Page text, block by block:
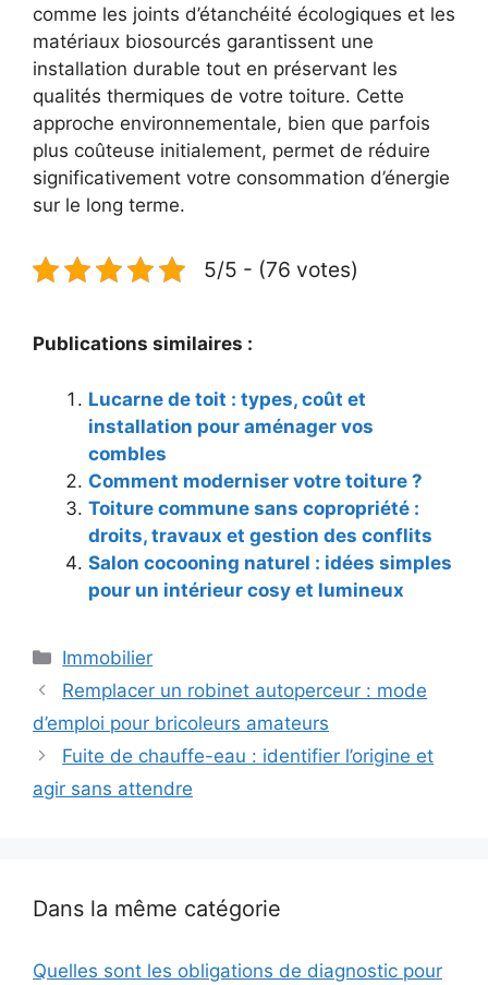
comme les joints d’étanchéité écologiques et les
matériaux biosourcés garantissent une
installation durable tout en préservant les
qualités thermiques de votre toiture. Cette
approche environnementale, bien que parfois
plus coûteuse initialement, permet de réduire
significativement votre consommation d’énergie
sur le long terme.
5/5 - (76 votes)
Publications similaires :
Lucarne de toit : types, coût et
installation pour aménager vos
combles
Comment moderniser votre toiture ?
Toiture commune sans copropriété :
droits, travaux et gestion des conflits
Salon cocooning naturel : idées simples
pour un intérieur cosy et lumineux
Catégories
Immobilier
Remplacer un robinet autoperceur : mode
d’emploi pour bricoleurs amateurs
Fuite de chauffe-eau : identifier l’origine et
agir sans attendre
Dans la même catégorie
Quelles sont les obligations de diagnostic pour